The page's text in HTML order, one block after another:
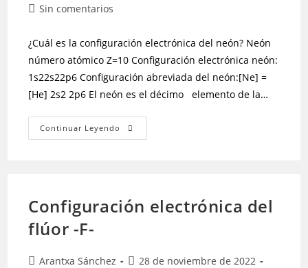
Sin comentarios
¿Cuál es la configuración electrónica del neón? Neón
número atómico Z=10 Configuración electrónica neón:
1s22s22p6 Configuración abreviada del neón:[Ne] =
[He] 2s2 2p6 El neón es el décimo elemento de la…
Continuar Leyendo
Configuración electrónica del
flúor -F-
Arantxa Sánchez
28 de noviembre de 2022